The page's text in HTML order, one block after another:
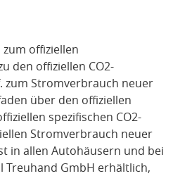
offiziellen
den offiziellen CO2-
zum Stromverbrauch neuer
über den offiziellen
spezifischen CO2-
Stromverbrauch neuer
in allen Autohäusern und bei
Treuhand GmbH erhältlich,